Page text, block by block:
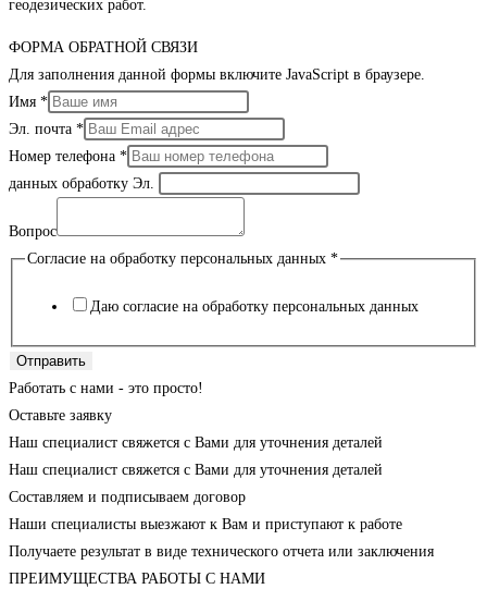
геодезических работ.
ФОРМА ОБРАТНОЙ СВЯЗИ
Для заполнения данной формы включите JavaScript в браузере.
Имя *
Эл. почта *
Номер телефона *
данных обработку Эл.
Вопрос
Согласие на обработку персональных данных *
Даю согласие на обработку персональных данных
Отправить
Работать с нами - это просто!
Оставьте заявку
Наш специалист свяжется с Вами для уточнения деталей
Наш специалист свяжется с Вами для уточнения деталей
Составляем и подписываем договор
Наши специалисты выезжают к Вам и приступают к работе
Получаете результат в виде технического отчета или заключения
ПРЕИМУЩЕСТВА РАБОТЫ С НАМИ